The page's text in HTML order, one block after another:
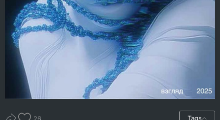
Tags